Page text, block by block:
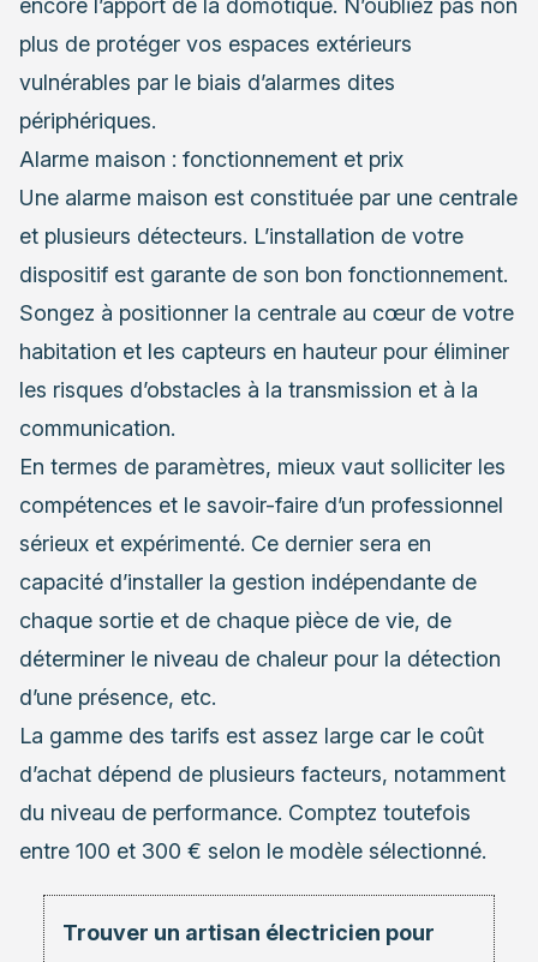
encore l’apport de la domotique. N’oubliez pas non
plus de protéger vos espaces extérieurs
vulnérables par le biais d’alarmes dites
périphériques.
Alarme maison : fonctionnement et prix
Une alarme maison est constituée par une centrale
et plusieurs détecteurs. L’installation de votre
dispositif est garante de son bon fonctionnement.
Songez à positionner la centrale au cœur de votre
habitation et les capteurs en hauteur pour éliminer
les risques d’obstacles à la transmission et à la
communication.
En termes de paramètres, mieux vaut solliciter les
compétences et le savoir-faire d’un professionnel
sérieux et expérimenté. Ce dernier sera en
capacité d’installer la gestion indépendante de
chaque sortie et de chaque pièce de vie, de
déterminer le niveau de chaleur pour la détection
d’une présence, etc.
La gamme des tarifs est assez large car le coût
d’achat dépend de plusieurs facteurs, notamment
du niveau de performance. Comptez toutefois
entre 100 et 300 € selon le modèle sélectionné.
Trouver un artisan électricien pour